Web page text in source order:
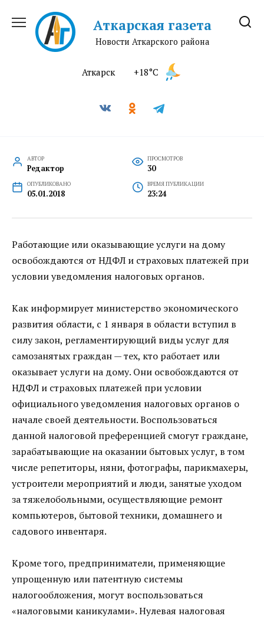
содержанию
Аткарская газета
Новости Аткарского района
Аткарск +18°C
АВТОР
Редактор
ПРОСМОТРОВ
30
ОПУБЛИКОВАНО
05.01.2018
ВРЕМЯ ПУБЛИКАЦИИ
23:24
Работающие или оказывающие услуги на дому
освобождаются от НДФЛ и страховых платежей при
условии уведомления налоговых органов.
Как информирует министерство экономического
развития области, с 1 января в области вступил в
силу закон, регламентирующий виды услуг для
самозанятых граждан — тех, кто работает или
оказывает услуги на дому. Они освобождаются от
НДФЛ и страховых платежей при условии
официального уведомления налоговых органов о
начале своей деятельности. Воспользоваться
данной налоговой преференцией смогут граждане,
зарабатывающие на оказании бытовых услуг, в том
числе репетиторы, няни, фотографы, парикмахеры,
устроители мероприятий и люди, занятые уходом
за тяжелобольными, осуществляющие ремонт
компьютеров, бытовой техники, домашнего и
садового инвентаря.
Кроме того, предприниматели, применяющие
упрощенную или патентную системы
налогообложения, могут воспользоваться
«налоговыми каникулами». Нулевая налоговая